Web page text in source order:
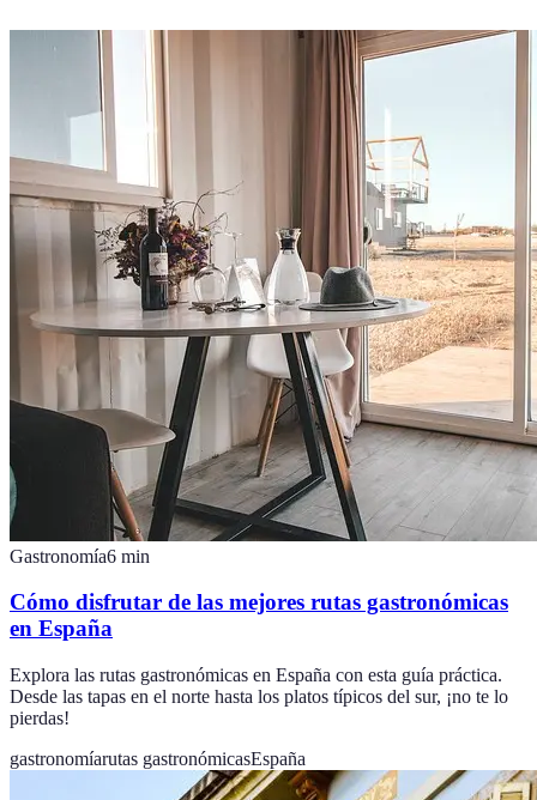
Gastronomía6 min
Cómo disfrutar de las mejores rutas gastronómicas
en España
Explora las rutas gastronómicas en España con esta guía práctica.
Desde las tapas en el norte hasta los platos típicos del sur, ¡no te lo
pierdas!
gastronomíarutas gastronómicasEspaña